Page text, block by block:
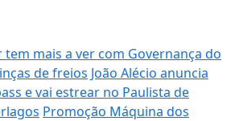
tem mais a ver com Governança do
de freios João Alécio anuncia
e vai estrear no Paulista de
Promoção Máquina dos